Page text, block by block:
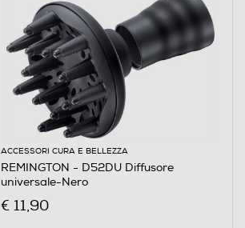
ACCESSORI CURA E BELLEZZA
REMINGTON - D52DU Diffusore
universale-Nero
€ 11,90